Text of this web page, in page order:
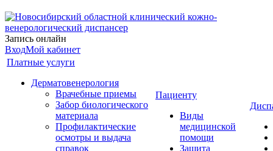
Запись онлайн
ВходМой кабинет
Платные услуги
Дерматовенерология
Врачебные приемы
Забор биологического
материала
Профилактические
осмотры и выдача
справок
Пациенту
Виды
медицинской
помощи
Защита